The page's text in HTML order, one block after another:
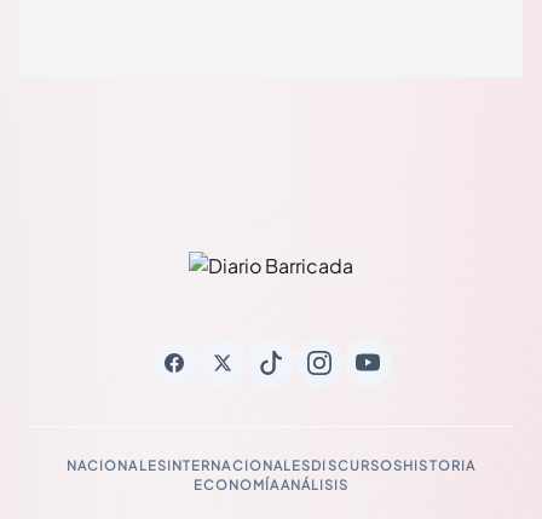
NACIONALESINTERNACIONALESDISCURSOSHISTORIA
ECONOMÍAANÁLISIS